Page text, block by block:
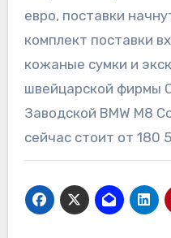
евро, поставки
комплект поставки
кожаные сумки и
швейцарской фирмы
Заводской BMW M8
сейчас стоит от 180